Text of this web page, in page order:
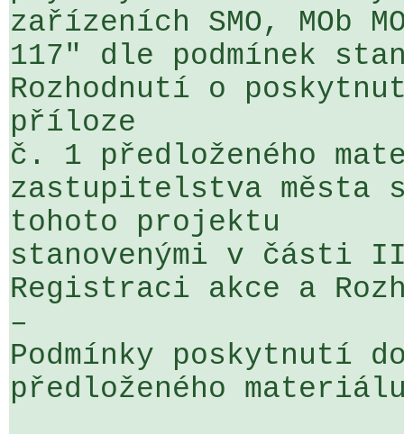
zařízeních SMO, MOb
117" dle podmínek
Rozhodnutí o
příloze
č. 1 předloženého
zastupitelstva města
tohoto projektu
stanovenými v
Registraci akce a
–
Podmínky poskytnutí
předloženého